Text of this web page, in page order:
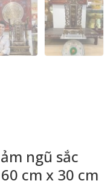
ngũ sắc
cm x 30 cm